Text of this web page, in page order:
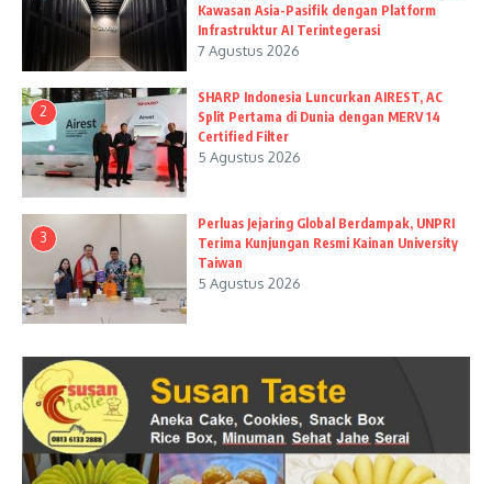
Kawasan Asia-Pasifik dengan Platform
Infrastruktur AI Terintegerasi
7 Agustus 2026
2
SHARP Indonesia Luncurkan AIREST, AC
Split Pertama di Dunia dengan MERV 14
Certified Filter
5 Agustus 2026
3
Perluas Jejaring Global Berdampak, UNPRI
Terima Kunjungan Resmi Kainan University
Taiwan
5 Agustus 2026